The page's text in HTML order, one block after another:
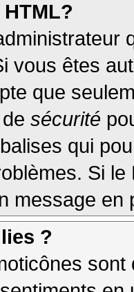
vous êtes
que
sécurité
qui
Si
message
?